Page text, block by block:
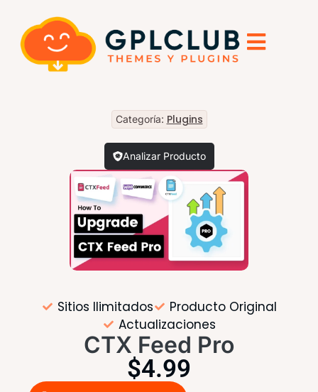
Categoría: Plugins
Analizar Producto
Sitios Ilimitados
Producto Original
Actualizaciones
CTX Feed Pro
$4.99